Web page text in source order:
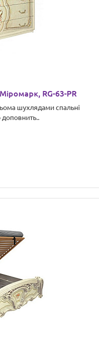
RG-63-PR
шухлядами спальні